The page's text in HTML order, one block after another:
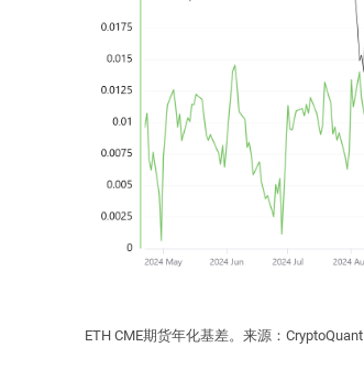
ETH CME期货年化基差。来源：CryptoQuant